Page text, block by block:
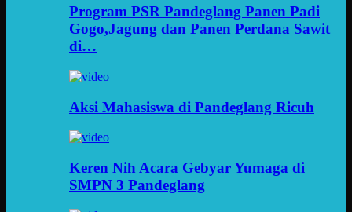
Program PSR Pandeglang Panen Padi
Gogo,Jagung dan Panen Perdana Sawit
di…
Aksi Mahasiswa di Pandeglang Ricuh
Keren Nih Acara Gebyar Yumaga di
SMPN 3 Pandeglang